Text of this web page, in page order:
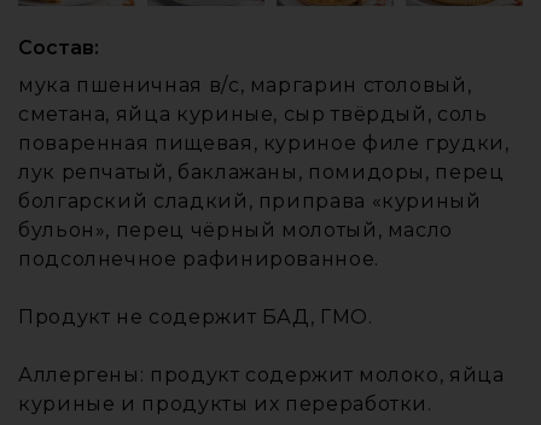
Состав:
мука пшеничная в/с, маргарин столовый,
сметана, яйца куриные, сыр твёрдый, соль
поваренная пищевая, куриное филе грудки,
лук репчатый, баклажаны, помидоры, перец
болгарский сладкий, приправа «куриный
бульон», перец чёрный молотый, масло
подсолнечное рафинированное.
Продукт не содержит БАД, ГМО.
Аллергены: продукт содержит молоко, яйца
куриные и продукты их переработки.